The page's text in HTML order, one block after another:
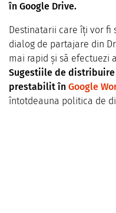
în Google Drive.
Destinatarii care îți vor fi
dialog de partajare din
mai rapid și să efectuezi
Sugestiile de
prestabilit în Google
întotdeauna politica de